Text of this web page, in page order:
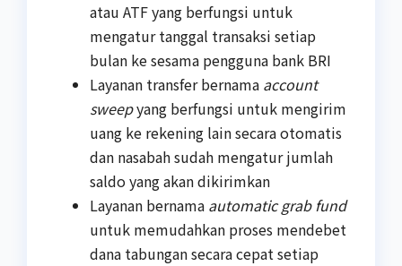
atau ATF yang berfungsi untuk
mengatur tanggal transaksi setiap
bulan ke sesama pengguna bank BRI
Layanan transfer bernama account
sweepyang berfungsi untuk mengirim
uang ke rekening lain secara otomatis
dan nasabah sudah mengatur jumlah
saldo yang akan dikirimkan
Layanan bernama automatic grab fund
untuk memudahkan proses mendebet
dana tabungan secara cepat setiap